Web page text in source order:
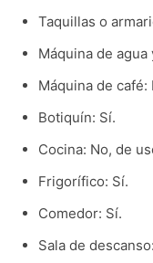
Taquillas o
Máquina de
Máquina de café:
Botiquín: Sí.
Cocina: No, de
Frigorífico: Sí.
Comedor: Sí.
Sala de